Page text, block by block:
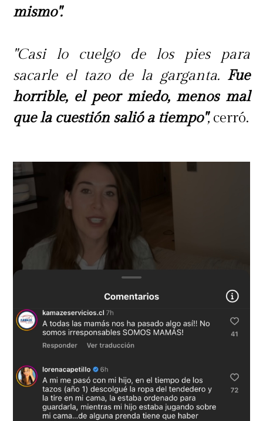
mismo".
"Casi lo cuelgo de los pies para
sacarle el tazo de la garganta.Fue
horrible, el peor miedo, menos mal
que la cuestión salió a tiempo",cerró.